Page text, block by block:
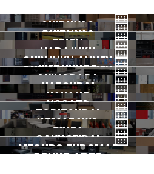
SHIBUYA3
渋谷3号
2026.07 OPEN
SHIBUYA1
渋谷1号
EBISU
恵比寿
HARAJUKU
原宿
SHINJUKU ANNEX
新宿ANNEX
IKEBUKURO
池袋
AKIHABARA
秋葉原
HATSUDAI
初台
NAKANO
中野
NOGATA
野方
TORITSUDAI
都立大
KOMAZAWA
駒沢
GINZA
銀座
GAKUGEIDAI
学芸大
MEGURO FUDOMAE
SOUND ARTS